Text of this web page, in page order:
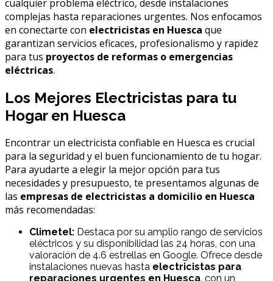
cualquier problema eléctrico, desde instalaciones
complejas hasta reparaciones urgentes. Nos enfocamos
en conectarte con electricistas en Huesca que
garantizan servicios eficaces, profesionalismo y rapidez
para tus proyectos de reformas o emergencias
eléctricas.
Los Mejores Electricistas para tu
Hogar en Huesca
Encontrar un electricista confiable en Huesca es crucial
para la seguridad y el buen funcionamiento de tu hogar.
Para ayudarte a elegir la mejor opción para tus
necesidades y presupuesto, te presentamos algunas de
las empresas de electricistas a domicilio en Huesca
más recomendadas:
Climetel: Destaca por su amplio rango de servicios
eléctricos y su disponibilidad las 24 horas, con una
valoración de 4.6 estrellas en Google. Ofrece desde
instalaciones nuevas hasta electricistas para
reparaciones urgentes en Huesca, con un